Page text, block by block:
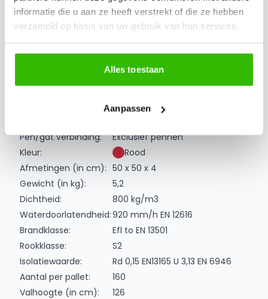
informatie die u aan ze heeft verstrekt of die ze hebben
verzameld op basis van uw gebruik van hun services.
Alles toestaan
Aanpassen
Geluiddempend
Nopstructuur aan de onderzijde voor afvoer van
Eenvoudig te plaatsen
100% recyclebaar
Pen/gat verbinding:
Exclusief pennen
Kleur:
Rood
Afmetingen (in cm): 50 x 50 x 4
Gewicht (in kg):
5,2
Dichtheid:
800 kg/m3
Waterdoorlatendheid:920 mm/h EN 12616
Brandklasse:
Efl to EN 13501
Rookklasse:
S2
Isolatiewaarde:
Rd 0,15 EN13165 U 3,13 EN 6946
Aantal per pallet:
160
Valhoogte (in cm):
126